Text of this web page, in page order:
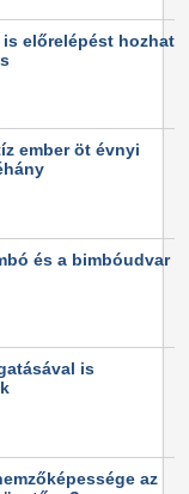
előrelépést hozhat
ember öt évnyi
és a bimbóudvar
is
az